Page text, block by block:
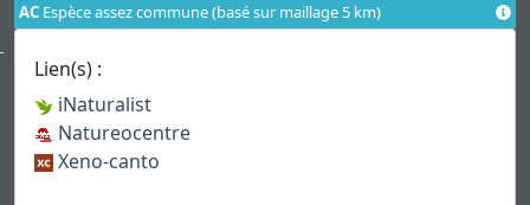
AC Espèce assez commune (basé sur maillage 5 km)
Lien(s) :
iNaturalist
Natureocentre
Xeno-canto